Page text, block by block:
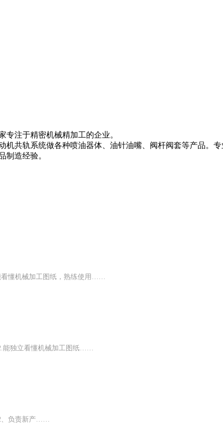
注于精密机械精加工的企业。
共轨系统做各种喷油器体、油针油嘴、阀杆阀套等产品。
懂机械加工图纸，熟练使用……
能独立看懂机械加工图纸……
、负责新产……